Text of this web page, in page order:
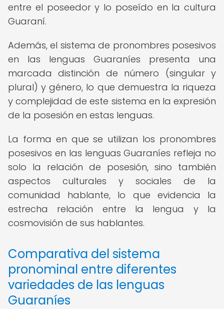
entre el poseedor y lo poseído en la cultura
Guaraní.
Además, el sistema de pronombres posesivos
en las lenguas Guaraníes presenta una
marcada distinción de número (singular y
plural) y género, lo que demuestra la riqueza
y complejidad de este sistema en la expresión
de la posesión en estas lenguas.
La forma en que se utilizan los pronombres
posesivos en las lenguas Guaraníes refleja no
solo la relación de posesión, sino también
aspectos culturales y sociales de la
comunidad hablante, lo que evidencia la
estrecha relación entre la lengua y la
cosmovisión de sus hablantes.
Comparativa del sistema
pronominal entre diferentes
variedades de las lenguas
Guaraníes